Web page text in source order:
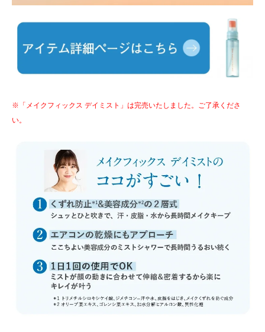
※「メイクフィックス デイミスト」は完売いたしました。ご了承くださ
い。